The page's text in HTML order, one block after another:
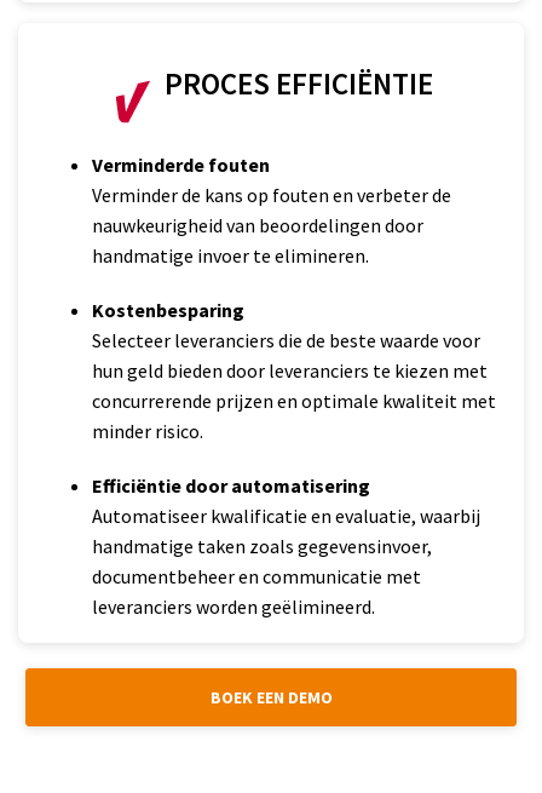
PROCES EFFICIËNTIE
Verminderde fouten
Verminder de kans op fouten en verbeter de
nauwkeurigheid van beoordelingen door
handmatige invoer te elimineren.
Kostenbesparing
Selecteer leveranciers die de beste waarde voor
hun geld bieden door leveranciers te kiezen met
concurrerende prijzen en optimale kwaliteit met
minder risico.
Efficiëntie door automatisering
Automatiseer kwalificatie en evaluatie, waarbij
handmatige taken zoals gegevensinvoer,
documentbeheer en communicatie met
leveranciers worden geëlimineerd.
BOEK EEN DEMO